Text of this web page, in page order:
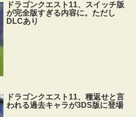
ドラゴンクエスト11、スイッチ版
が完全版すぎる内容に。ただし
DLCあり
ドラゴンクエスト11、種返せと言
われる過去キャラが3DS版に登場